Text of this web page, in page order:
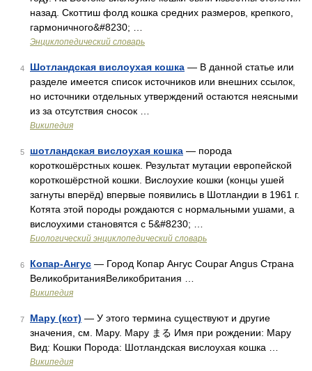
назад. Скоттиш фолд кошка средних размеров, крепкого,
гармоничного&#8230; …
Энциклопедический словарь
4 Шотландская вислоухая кошка — В данной статье или
разделе имеется список источников или внешних ссылок,
но источники отдельных утверждений остаются неясными
из за отсутствия сносок …
Википедия
5 шотландская вислоухая кошка — порода
короткошёрстных кошек. Результат мутации европейской
короткошёрстной кошки. Вислоухие кошки (концы ушей
загнуты вперёд) впервые появились в Шотландии в 1961 г.
Котята этой породы рождаются с нормальными ушами, а
вислоухими становятся с 5&#8230; …
Биологический энциклопедический словарь
6 Копар-Ангус — Город Копар Ангус Coupar Angus Страна
ВеликобританияВеликобритания …
Википедия
7 Мару (кот) — У этого термина существуют и другие
значения, см. Мару. Мару まる Имя при рождении: Мару
Вид: Кошки Порода: Шотландская вислоухая кошка …
Википедия